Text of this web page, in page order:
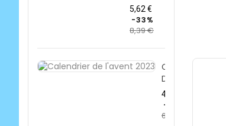
5,62 €
de
base
-33%
8,39 €Prix
Calendrier
De...
4,50 €
-33%
6,71 €